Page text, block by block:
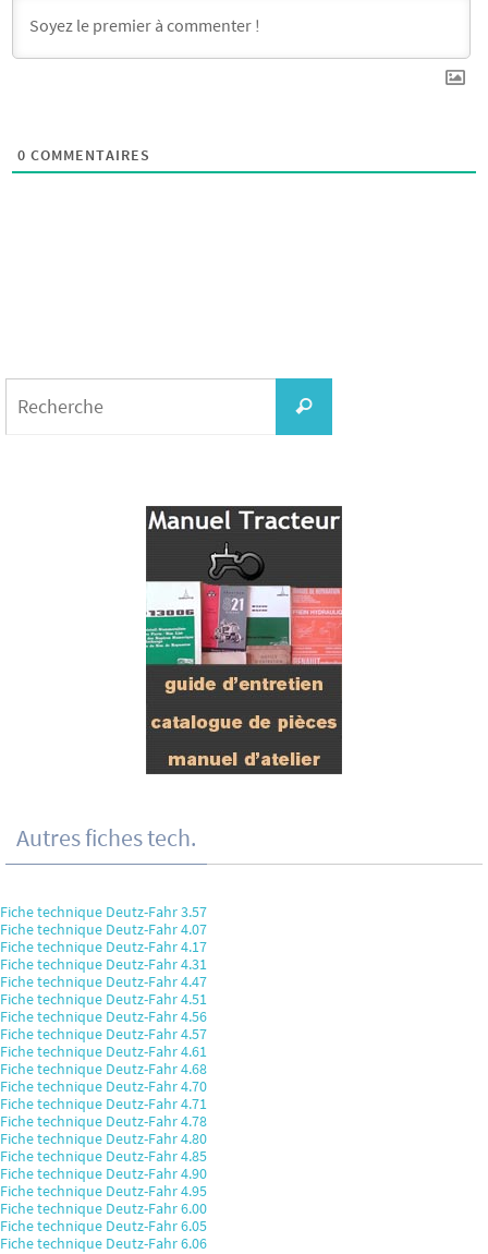
0 COMMENTAIRES
Recherche
Autres fiches tech.
Fiche technique Deutz-Fahr 3.57
Fiche technique Deutz-Fahr 4.07
Fiche technique Deutz-Fahr 4.17
Fiche technique Deutz-Fahr 4.31
Fiche technique Deutz-Fahr 4.47
Fiche technique Deutz-Fahr 4.51
Fiche technique Deutz-Fahr 4.56
Fiche technique Deutz-Fahr 4.57
Fiche technique Deutz-Fahr 4.61
Fiche technique Deutz-Fahr 4.68
Fiche technique Deutz-Fahr 4.70
Fiche technique Deutz-Fahr 4.71
Fiche technique Deutz-Fahr 4.78
Fiche technique Deutz-Fahr 4.80
Fiche technique Deutz-Fahr 4.85
Fiche technique Deutz-Fahr 4.90
Fiche technique Deutz-Fahr 4.95
Fiche technique Deutz-Fahr 6.00
Fiche technique Deutz-Fahr 6.05
Fiche technique Deutz-Fahr 6.06